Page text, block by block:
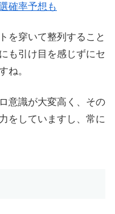
確率予想も
を穿いて整列すること
も引け目を感じずにセ
ね。
意識が大変高く、その
をしていますし、常に